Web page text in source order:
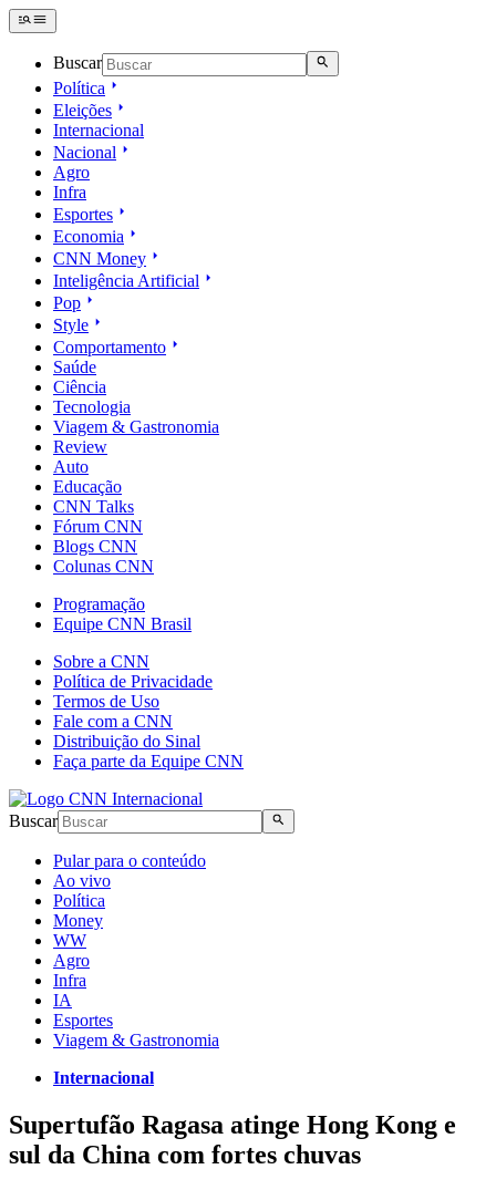
Buscar
Política
Eleições
Internacional
Nacional
Agro
Infra
Esportes
Economia
CNN Money
Inteligência Artificial
Pop
Style
Comportamento
Saúde
Ciência
Tecnologia
Viagem & Gastronomia
Review
Auto
Educação
CNN Talks
Fórum CNN
Blogs CNN
Colunas CNN
Programação
Equipe CNN Brasil
Sobre a CNN
Política de Privacidade
Termos de Uso
Fale com a CNN
Distribuição do Sinal
Faça parte da Equipe CNN
Buscar
Pular para o conteúdo
Ao vivo
Política
Money
WW
Agro
Infra
IA
Esportes
Viagem & Gastronomia
Internacional
Supertufão Ragasa atinge Hong Kong e
sul da China com fortes chuvas